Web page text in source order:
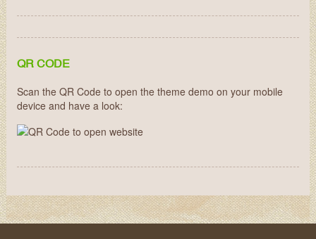
QR CODE
Scan the QR Code to open the theme demo on your mobile
device and have a look: